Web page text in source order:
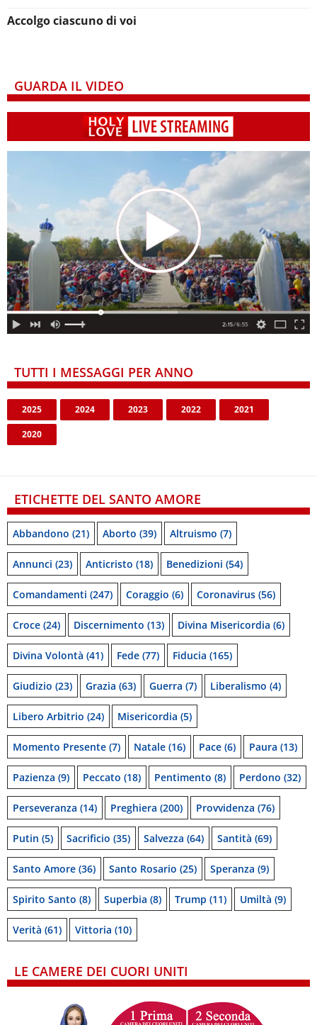
Accolgo ciascuno di voi
GUARDA IL VIDEO
TUTTI I MESSAGGI PER ANNO
2025 2024 2023 2022 2021
2020
ETICHETTE DEL SANTO AMORE
Abbandono (21) Aborto (39) Altruismo (7)
Annunci (23) Anticristo (18) Benedizioni (54)
Comandamenti (247) Coraggio (6) Coronavirus (56)
Croce (24) Discernimento (13) Divina Misericordia (6)
Divina Volontà (41) Fede (77) Fiducia (165)
Giudizio (23) Grazia (63) Guerra (7) Liberalismo (4)
Libero Arbitrio (24) Misericordia (5)
Momento Presente (7) Natale (16) Pace (6) Paura (13)
Pazienza (9) Peccato (18) Pentimento (8) Perdono (32)
Perseveranza (14) Preghiera (200) Provvidenza (76)
Putin (5) Sacrificio (35) Salvezza (64) Santità (69)
Santo Amore (36) Santo Rosario (25) Speranza (9)
Spirito Santo (8) Superbia (8) Trump (11) Umiltà (9)
Verità (61) Vittoria (10)
LE CAMERE DEI CUORI UNITI